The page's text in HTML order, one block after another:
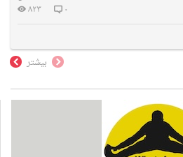
۰
۸۲۳
بیشتر